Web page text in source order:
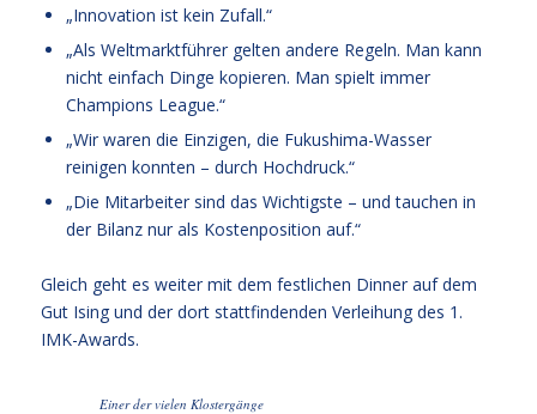
„Innovation ist kein Zufall.“
„Als Weltmarktführer gelten andere Regeln. Man kann
nicht einfach Dinge kopieren. Man spielt immer
Champions League.“
„Wir waren die Einzigen, die Fukushima-Wasser
reinigen konnten – durch Hochdruck.“
„Die Mitarbeiter sind das Wichtigste – und tauchen in
der Bilanz nur als Kostenposition auf.“
Gleich geht es weiter mit dem festlichen Dinner auf dem
Gut Ising und der dort stattfindenden Verleihung des 1.
IMK-Awards.
Einer der vielen Klostergänge